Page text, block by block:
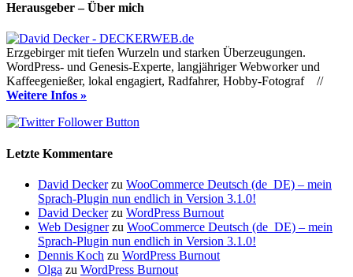
Herausgeber – Über mich
Erzgebirger mit tiefen Wurzeln und starken Überzeugungen.
WordPress- und Genesis-Experte, langjähriger Webworker und
Kaffeegenießer, lokal engagiert, Radfahrer, Hobby-Fotograf //
Weitere Infos »
Letzte Kommentare
David Deckerzu WooCommerce Deutsch (de_DE) – mein
Sprach-Plugin nun endlich in Version 3.1.0!
David Deckerzu WordPress Burnout
Web Designerzu WooCommerce Deutsch (de_DE) – mein
Sprach-Plugin nun endlich in Version 3.1.0!
Dennis Koch zu WordPress Burnout
Olga zu WordPress Burnout